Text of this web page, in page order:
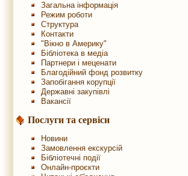
Загальна інформація
Режим роботи
Структура
Контакти
"Вікно в Америку"
Бібліотека в медіа
Партнери і меценати
Благодійний фонд розвитку
Запобігання корупції
Державні закупівлі
Вакансії
Послуги та сервіси
Новини
Замовлення екскурсій
Бібліотечні події
Онлайн-проєкти